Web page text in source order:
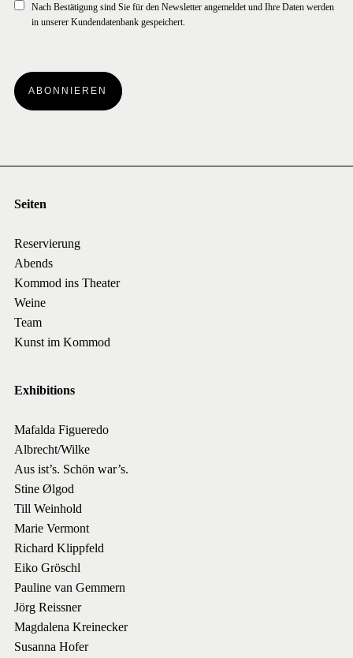
Nach Bestätigung sind Sie für den Newsletter angemeldet und Ihre Daten werden
in unserer Kundendatenbank gespeichert.
ABONNIEREN
Seiten
Reservierung
Abends
Kommod ins Theater
Weine
Team
Kunst im Kommod
Exhibitions
Mafalda Figueredo
Albrecht/Wilke
Aus ist’s. Schön war’s.
Stine Ølgod
Till Weinhold
Marie Vermont
Richard Klippfeld
Eiko Gröschl
Pauline van Gemmern
Jörg Reissner
Magdalena Kreinecker
Susanna Hofer